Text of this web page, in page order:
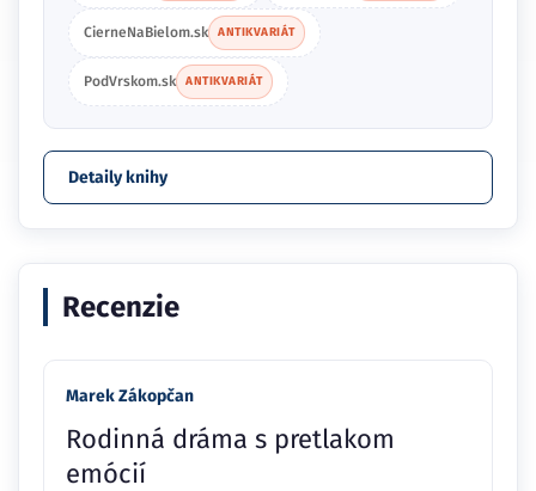
CierneNaBielom.sk ANTIKVARIÁT
PodVrskom.sk ANTIKVARIÁT
Detaily knihy
Recenzie
Marek Zákopčan
Rodinná dráma s pretlakom
emócií